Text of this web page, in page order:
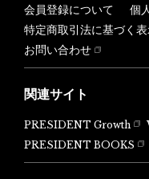
会員登録について
個
特定商取引法に基づく
お問い合わせ
関連サイト
PRESIDENT Growth
PRESIDENT BOOKS